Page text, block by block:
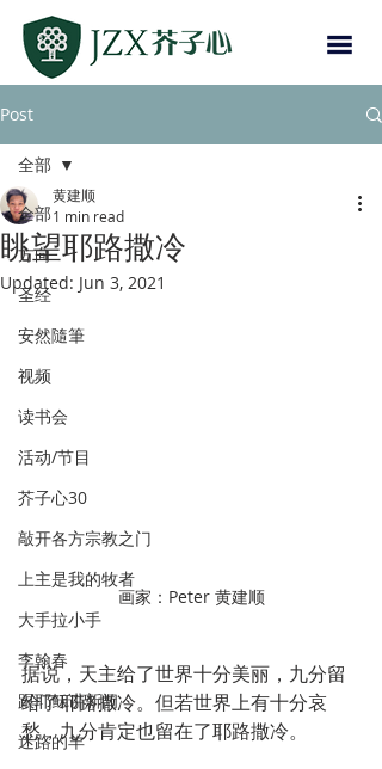
Post
全部
方向
圣经
安然隨筆
视频
读书会
活动/节目
芥子心30
敲开各方宗教之门
上主是我的牧者
大手拉小手
李翰春
跟耶稣讲新闻
迷路的羊
全部
眺望耶路撒冷
黄建顺
1 min read
Updated: Jun 3, 2021
画家：Peter 黄建顺
据说，天主给了世界十分美丽，九分留
给了耶路撒冷。但若世界上有十分哀
愁，九分肯定也留在了耶路撒冷。